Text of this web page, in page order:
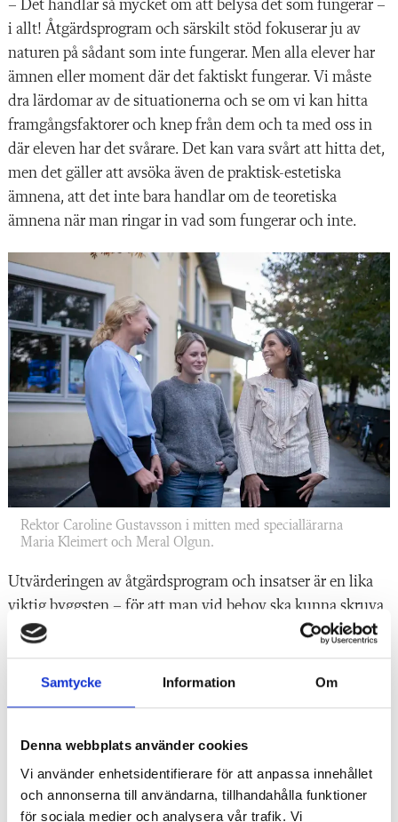
Samtycke Information Om
Denna webbplats använder cookies
Vi använder enhetsidentifierare för att anpassa innehållet
och annonserna till användarna, tillhandahålla funktioner
för sociala medier och analysera vår trafik. Vi
– Det handlar så mycket om att belysa det som fungerar –
i allt! Åtgärdsprogram och särskilt stöd fokuserar ju av
naturen på sådant som inte fungerar. Men alla elever har
ämnen eller moment där det faktiskt fungerar. Vi måste
dra lärdomar av de situationerna och se om vi kan hitta
framgångsfaktorer och knep från dem och ta med oss in
där eleven har det svårare. Det kan vara svårt att hitta det,
men det gäller att avsöka även de praktisk-estetiska
ämnena, att det inte bara handlar om de teoretiska
ämnena när man ringar in vad som fungerar och inte.
Rektor Caroline Gustavsson i mitten med speciallärarna
Maria Kleimert och Meral Olgun.
Utvärderingen av åtgärdsprogram och insatser är en lika
viktig byggsten – för att man vid behov ska kunna skruva
på insatsen.
insats blivit stärkta med hjälp av rätt stöd, säger Meral
Olgun. När de då själva märker att de når längre och klarar
mer är det viktigt att peka på att vi tillsammans gjort det.
Då blir de mer positivt inställda till att prova insatser i